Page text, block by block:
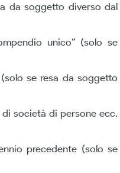
da soggetto diverso dal
unico” (solo se
se resa da soggetto
di società di persone ecc.
precedente (solo se